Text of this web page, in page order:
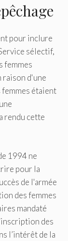
pour inclure
sélectif,
femmes
raison d'une
étaient
rendu cette
1994 ne
pour la
de l'armée
des femmes
mandaté
des
l’intérêt de la